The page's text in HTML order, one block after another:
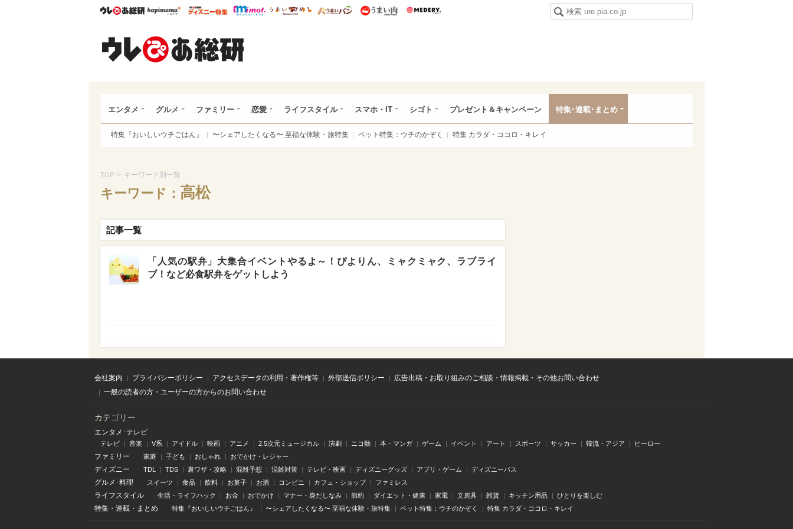
ウレぴあ総研ハピママ* ウレぴあ総研 ディズニー特集
mimot. うまいめし うまいパン うまい肉
エンタメ グルメ ファミリー 恋愛 ライフスタイル スマホ・IT シゴト プレゼント＆キャンペーン 特集･連載･まとめ
特集『おいしいウチごはん』 〜シェアしたくなる〜 至福な体験・旅特集 ペット特集：ウチのかぞく 特集 カラダ・ココロ・キレイ
TOP > キーワード別一覧
キーワード： 高松
記事一覧
「人気の駅弁」大集合イベントやるよ～！ぴよりん、ミャクミャク、ラブライ
ブ！など必食駅弁をゲットしよう
会社案内 プライバシーポリシー アクセスデータの利用・著作権等 外部送信ポリシー
広告出稿・お取り組みのご相談・情報掲載・その他お問い合わせ
一般の読者の方・ユーザーの方からのお問い合わせ
カテゴリー
エンタメ･テレビ
テレビ 音楽 V系 アイドル 映画 アニメ 2.5次元ミュージカル 演劇 ニコ動 本・マンガ ゲーム イベント アート スポーツ サッカー 韓流・アジア ヒーロー
ファミリー 家庭 子ども おしゃれ おでかけ・レジャー
ディズニー TDL TDS 裏ワザ・攻略 混雑予想 混雑対策 テレビ・映画 ディズニーグッズ アプリ・ゲーム ディズニーパス
グルメ･料理 スイーツ 食品 飲料 お菓子 お酒 コンビニ カフェ・ショップ ファミレス
ライフスタイル 生活・ライフハック お金 おでかけ マナー・身だしなみ 節約 ダイエット・健康 家電 文房具 雑貨 キッチン用品 ひとりを楽しむ
特集 ・ 連載 ・ まとめ 特集『おいしいウチごはん』 〜シェアしたくなる〜 至福な体験・旅特集 ペット特集：ウチのかぞく 特集 カラダ・ココロ・キレイ